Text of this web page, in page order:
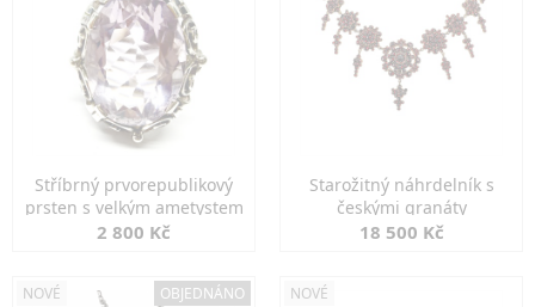
Stříbrný prvorepublikový
prsten s velkým ametystem
2 800 Kč
Starožitný náhrdelník s
českými granáty
18 500 Kč
NOVÉ OBJEDNÁNO NOVÉ